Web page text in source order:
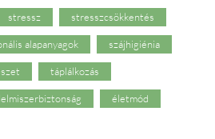
stressz stresszcsökkentés
alapanyagok szájhigiénia
táplálkozás
életmód